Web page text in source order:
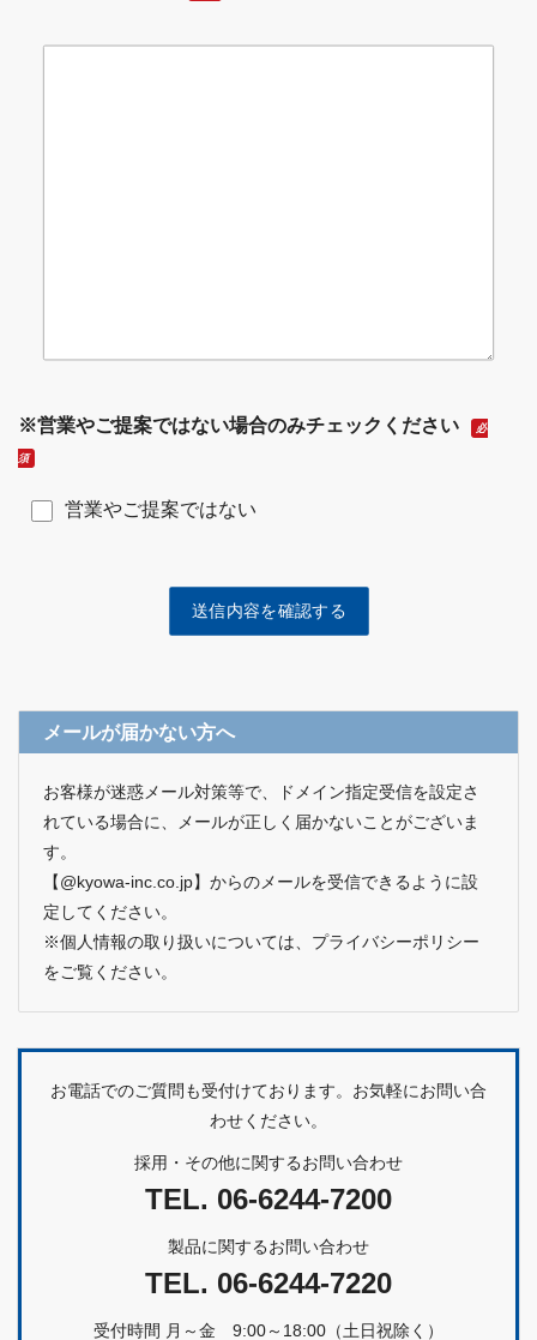
※営業やご提案ではない場合のみチェックください 必
須
営業やご提案ではない
メールが届かない方へ
お客様が迷惑メール対策等で、ドメイン指定受信を設定さ
れている場合に、メールが正しく届かないことがございま
す。
【@kyowa-inc.co.jp】からのメールを受信できるように設
定してください。
※個人情報の取り扱いについては、 プライバシーポリシー
をご覧ください。
お電話でのご質問も受付けております。お気軽にお問い合
わせください。
採用・その他に関するお問い合わせ
TEL. 06-6244-7200
製品に関するお問い合わせ
TEL. 06-6244-7220
受付時間 月～金 9:00～18:00（土日祝除く）